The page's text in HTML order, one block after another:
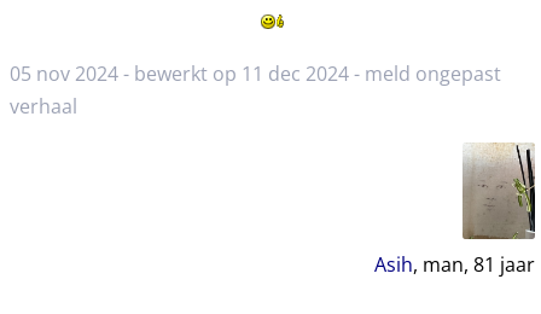
05 nov 2024 - bewerkt op 11 dec 2024 - meld ongepast
verhaal
Asih, man, 81 jaar